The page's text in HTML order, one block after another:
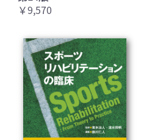
￥9,570